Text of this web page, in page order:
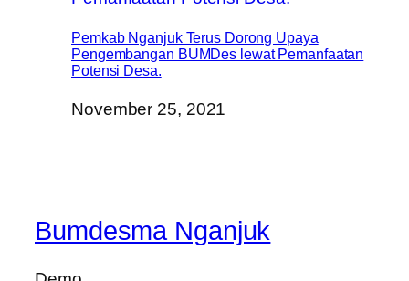
Pemkab Nganjuk Terus Dorong Upaya
Pengembangan BUMDes lewat Pemanfaatan
Potensi Desa.
November 25, 2021
Bumdesma Nganjuk